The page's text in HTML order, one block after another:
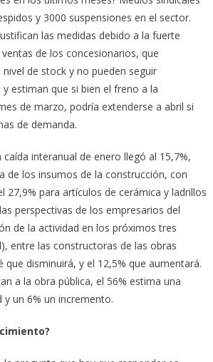
y 3000 suspensiones en el sector.
las medidas debido a la fuerte
de los concesionarios, que
de stock y no pueden seguir
estiman que si bien el freno a la
de marzo, podría extenderse a abril si
de demanda.
caída interanual de enero llegó al 15,7%,
de los insumos de la construcción, con
27,9% para artículos de cerámica y ladrillos
perspectivas de los empresarios del
de la actividad en los próximos tres
entre las constructoras de las obras
que disminuirá, y el 12,5% que aumentará.
a la obra pública, el 56% estima una
un 6% un incremento.